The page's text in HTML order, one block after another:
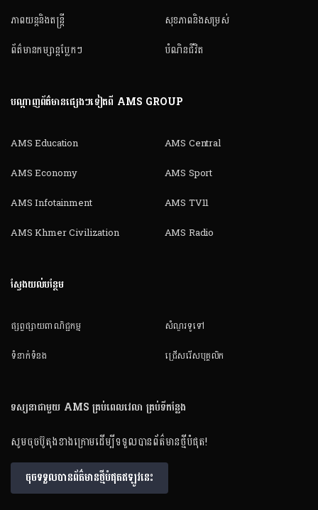
ភាពយន្តនិងតន្ត្រី
ព័ត៌មានកម្សាន្តប្លែកៗ
សុខភាពនិងសម្រស់
បំណិនជីវិត
បណ្តាញព័ត៌មានផ្សេងៗទៀតពី AMS GROUP
AMS Education
AMS Economy
AMS Infotainment
AMS Khmer Civilization
AMS Central
AMS Sport
AMS TV11
AMS Radio
ស្វែងយល់បន្ថែម
ផ្សព្វផ្សាយពាណិជ្ជកម្ម
ទំនាក់ទំនង
សំណួរទូទៅ
ជ្រើសរើសបុគ្គលិក
ទស្សនាជាមួយ AMS គ្រប់ពេលវេលា គ្រប់ទីកន្លែង
សូមចុចប៊ូតុងខាងក្រោមដើម្បីទទួលបានព័ត៌មានថ្មីបំផុត!
ចុចទទួលបានព័ត៌មានថ្មីបំផុតឥឡូវនេះ